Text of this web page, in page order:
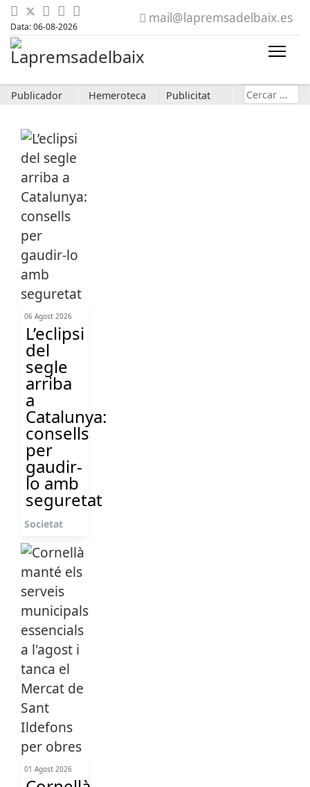
Data: 06-08-2026
mail@lapremsadelbaix.es
Publicador Hemeroteca Publicitat Cerca
06 Agost 2026
L’eclipsi
del
segle
arriba
a
Catalunya:
consells
per
gaudir-
lo amb
seguretat
Societat
01 Agost 2026